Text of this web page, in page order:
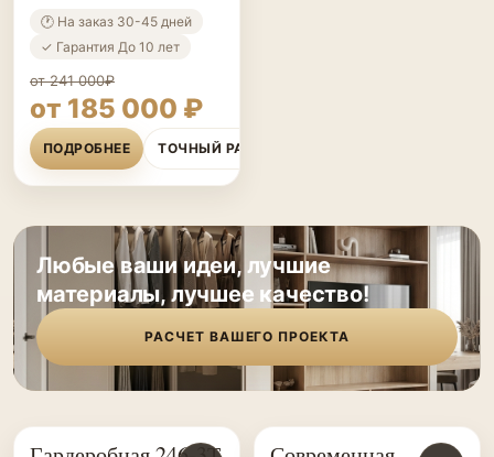
🕐 На заказ 30-45 дней
от 241 000₽
от 185 000 ₽
ПОДРОБНЕЕ ТОЧНЫЙ РАСЧЁТ
Любые ваши идеи, лучшие
материалы, лучшее качество!